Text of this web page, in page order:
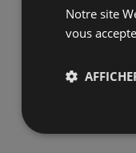
Notre site
vous